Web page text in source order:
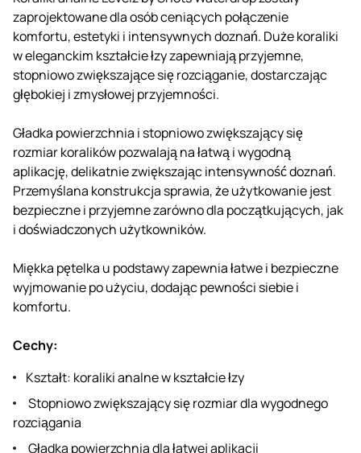
zaprojektowane dla osób ceniących połączenie
komfortu, estetyki i intensywnych doznań. Duże koraliki
w eleganckim kształcie łzy zapewniają przyjemne,
stopniowo zwiększające się rozciąganie, dostarczając
głębokiej i zmysłowej przyjemności.
Gładka powierzchnia i stopniowo zwiększający się
rozmiar koralików pozwalają na łatwą i wygodną
aplikację, delikatnie zwiększając intensywność doznań.
Przemyślana konstrukcja sprawia, że ​​użytkowanie jest
bezpieczne i przyjemne zarówno dla początkujących, jak
i doświadczonych użytkowników.
Miękka pętelka u podstawy zapewnia łatwe i bezpieczne
wyjmowanie po użyciu, dodając pewności siebie i
komfortu.
Cechy:
Kształt: koraliki analne w kształcie łzy
Stopniowo zwiększający się rozmiar dla wygodnego
rozciągania
Gładka powierzchnia dla łatwej aplikacji